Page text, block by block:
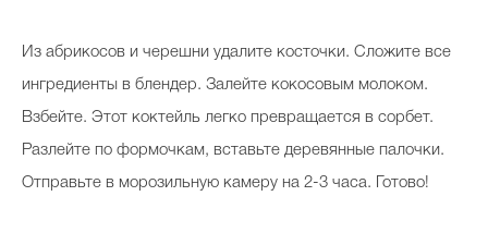
Из абрикосов и черешни удалите косточки. Сложите все
ингредиенты в блендер. Залейте кокосовым молоком.
Взбейте. Этот коктейль легко превращается в сорбет.
Разлейте по формочкам, вставьте деревянные палочки.
Отправьте в морозильную камеру на 2-3 часа. Готово!